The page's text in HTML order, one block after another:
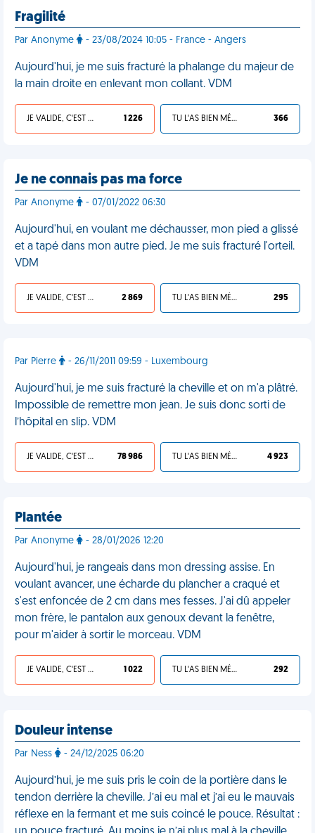
Fragilité
Par Anonyme - 23/08/2024 10:05 - France - Angers
Aujourd'hui, je me suis fracturé la phalange du majeur de
la main droite en enlevant mon collant. VDM
JE VALIDE, C'EST UNE VDM 1 226 TU L'AS BIEN MÉRITÉ 366
Je ne connais pas ma force
Par Anonyme - 07/01/2022 06:30
Aujourd'hui, en voulant me déchausser, mon pied a glissé
et a tapé dans mon autre pied. Je me suis fracturé l'orteil.
VDM
JE VALIDE, C'EST UNE VDM 2 869 TU L'AS BIEN MÉRITÉ 295
Par Pierre - 26/11/2011 09:59 - Luxembourg
Aujourd'hui, je me suis fracturé la cheville et on m'a plâtré.
Impossible de remettre mon jean. Je suis donc sorti de
l’hôpital en slip. VDM
JE VALIDE, C'EST UNE VDM 78 986 TU L'AS BIEN MÉRITÉ 4 923
Plantée
Par Anonyme - 28/01/2026 12:20
Aujourd'hui, je rangeais dans mon dressing assise. En
voulant avancer, une écharde du plancher a craqué et
s'est enfoncée de 2 cm dans mes fesses. J'ai dû appeler
mon frère, le pantalon aux genoux devant la fenêtre,
pour m'aider à sortir le morceau. VDM
JE VALIDE, C'EST UNE VDM 1 022 TU L'AS BIEN MÉRITÉ 292
Douleur intense
Par Ness - 24/12/2025 06:20
Aujourd’hui, je me suis pris le coin de la portière dans le
tendon derrière la cheville. J’ai eu mal et j’ai eu le mauvais
réflexe en la fermant et me suis coincé le pouce. Résultat :